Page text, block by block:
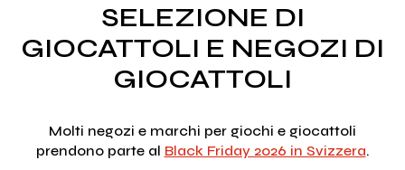
SELEZIONE DI
GIOCATTOLI E NEGOZI DI
GIOCATTOLI
Molti negozi e marchi per giochi e giocattoli
prendono parte al Black Friday 2026 in Svizzera.